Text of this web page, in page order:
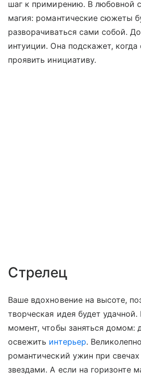
шаг к примирению. В любовной
магия: романтические сюжеты
разворачиваться сами собой.
интуиции. Она подскажет, когда
проявить инициативу.
Стрелец
Ваше вдохновение на высоте,
творческая идея будет
момент, чтобы заняться домом:
освежить интерьер.
романтический ужин при
звездами. А если на горизонте